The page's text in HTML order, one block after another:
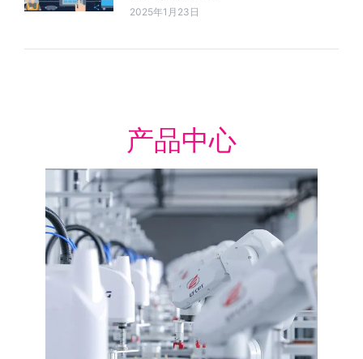
2025年1月23日
产品中心